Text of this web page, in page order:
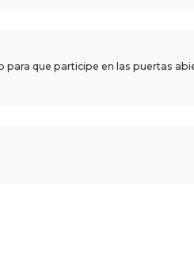
que participe en las puertas